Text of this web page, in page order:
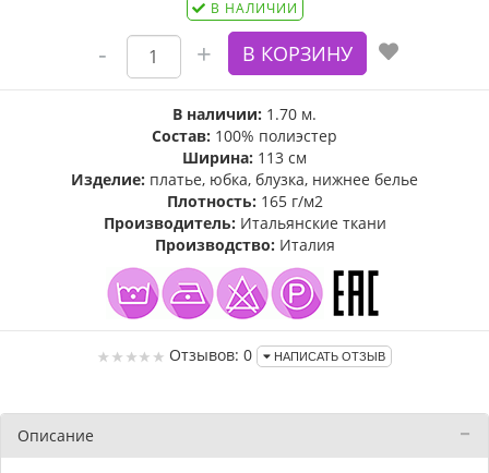
В НАЛИЧИИ
В наличии: 1.70 м.
Состав: 100% полиэстер
Ширина: 113 см
Изделие: платье, юбка, блузка, нижнее белье
Плотность: 165 г/м2
Производитель: Итальянские ткани
Производство: Италия
Отзывов: 0 НАПИСАТЬ ОТЗЫВ
Описание